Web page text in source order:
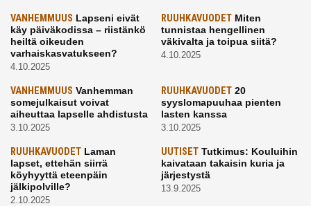
VANHEMMUUS Lapseni eivät
käy päiväkodissa – riistänkö
heiltä oikeuden
varhaiskasvatukseen?
4.10.2025
RUUHKAVUODETMiten
tunnistaa hengellinen
väkivalta ja toipua siitä?
4.10.2025
VANHEMMUUS Vanhemman
somejulkaisut voivat
aiheuttaa lapselle ahdistusta
3.10.2025
RUUHKAVUODET20
syyslomapuuhaa pienten
lasten kanssa
3.10.2025
RUUHKAVUODET Laman
lapset, ettehän siirrä
köyhyyttä eteenpäin
jälkipolville?
2.10.2025
UUTISETTutkimus: Kouluihin
kaivataan takaisin kuria ja
järjestystä
13.9.2025